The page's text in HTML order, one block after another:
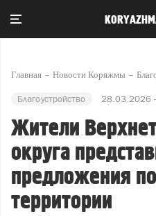
Главная Новости Коряжмы
Благоустройство 28.03.2026
Жители
округа
предложения
территории